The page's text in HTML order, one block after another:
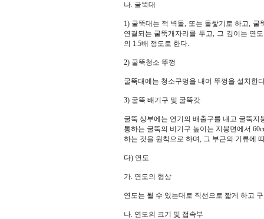
나. 굴뚝대
1) 굴뚝대는 적 벽돌, 또는 돌쌓기로 하고,
연결되는 굴뚝개자리를 두고, 그 깊이는 연
의 1.5배 정도로 한다.
2) 굴뚝청소 뚜껑
굴뚝대에는 청소구멍을 내어 뚜껑을 설치한
3) 굴뚝 배기구 및 굴뚝갓
굴뚝 상부에는 연기의 배출구를 내고 굴뚝
통하는 굴뚝의 비기구 높이는 지붕면에서
하는 것을 원칙으로 하며, 그 부근의 기류에
다) 연도
가. 연도의 형상
연도는 될 수 있는대로 직선으로 짧게 하고
나. 연도의 크기 및 접속부